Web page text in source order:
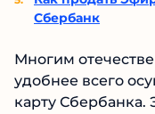
Сбербанк
Многим
удобнее всего
карту Сбербанка.